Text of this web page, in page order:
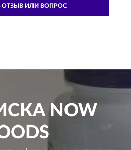
ОТЗЫВ ИЛИ ВОПРОС
NOW